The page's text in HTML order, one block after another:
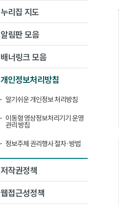
누리집 지도
알림판 모음
배너링크 모음
개인정보처리방침
알기쉬운 개인정보 처리방침
이동형 영상정보처리기기 운영
관리 방침
정보주체 권리행사 절차·방법
저작권정책
웹접근성정책